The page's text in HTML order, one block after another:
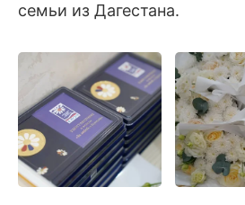
семьи из Дагестана.